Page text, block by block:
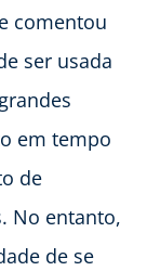
comentou
ser usada
em tempo
de
No entanto,
de se